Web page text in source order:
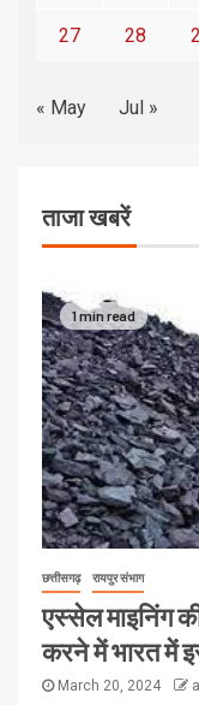
27 28
« May Jul »
ताजा खबरें
1 min read
छत्तीसगढ़ रायपुर संभाग
एस्सेल माइनिंग
करने में भारत में
March 20, 2024